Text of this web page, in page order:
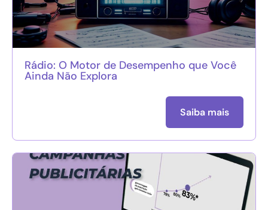
Rádio: O Motor de Desempenho que Você
Ainda Não Explora
Saiba mais